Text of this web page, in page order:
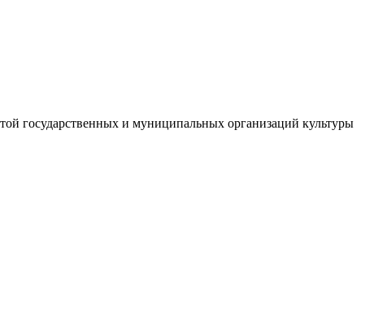
государственных и муниципальных организаций культуры